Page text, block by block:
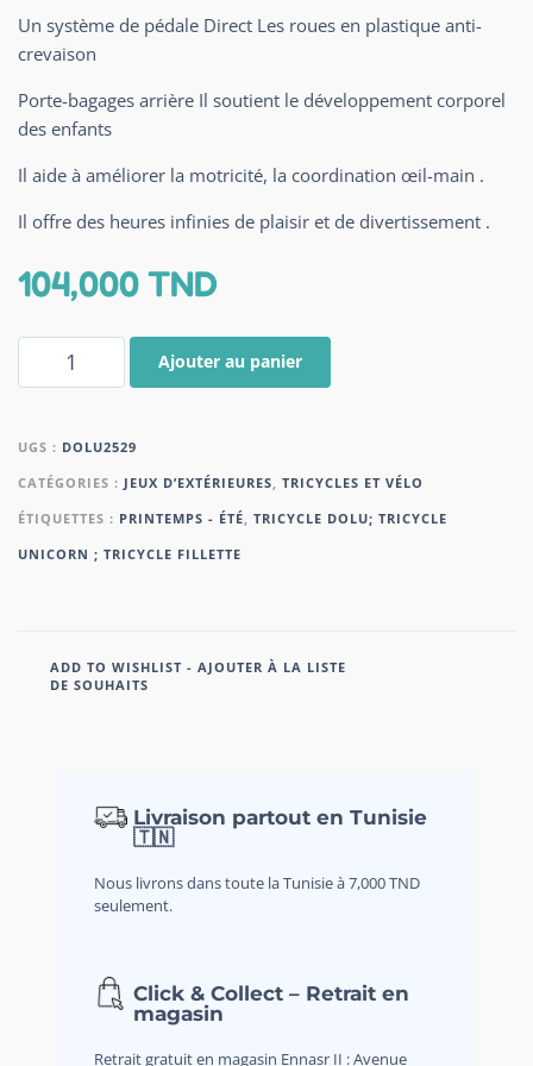
Un système de pédale Direct Les roues en plastique anti-
crevaison
Porte-bagages arrière Il soutient le développement corporel
des enfants
Il aide à améliorer la motricité, la coordination œil-main .
Il offre des heures infinies de plaisir et de divertissement .
104,000TND
Ajouter au panier
UGS : DOLU2529
CATÉGORIES : JEUX D’EXTÉRIEURES TRICYCLES ET VÉLO
ÉTIQUETTES : PRINTEMPS - ÉTÉ TRICYCLE DOLU; TRICYCLE
UNICORN ; TRICYCLE FILLETTE
ADD TO WISHLIST - AJOUTER À LA LISTE
DE SOUHAITS
Livraison partout en Tunisie
🇹🇳
Nous livrons dans toute la Tunisie à 7,000 TND
seulement.
Click & Collect – Retrait en
magasin
Retrait gratuit en magasin Ennasr II : Avenue